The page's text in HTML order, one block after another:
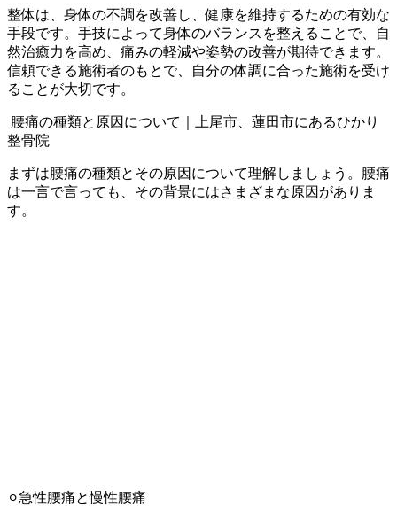
整体は、身体の不調を改善し、健康を維持するための有効な
手段です。手技によって身体のバランスを整えることで、自
然治癒力を高め、痛みの軽減や姿勢の改善が期待できます。
信頼できる施術者のもとで、自分の体調に合った施術を受け
ることが大切です。
腰痛の種類と原因について｜上尾市、蓮田市にあるひかり
整骨院
まずは腰痛の種類とその原因について理解しましょう。腰痛
は一言で言っても、その背景にはさまざまな原因がありま
す。
⚪︎急性腰痛と慢性腰痛